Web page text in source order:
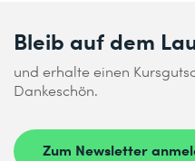
Bleib auf dem
und erhalte einen
Dankeschön.
Zum Newsletter